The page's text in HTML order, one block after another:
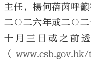
主任，楊何蓓茵呼
二○二六年或二○二
十月三日或之前
（